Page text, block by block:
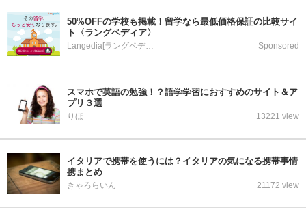
50%OFFの学校も掲載！留学なら最低価格保証の比較サイ
ト〈ラングペディア〉
Langedia[ラングペディア] Sponsored
スマホで英語の勉強！？語学学習におすすめのサイト＆ア
プリ３選
りほ 13221 view
イタリアで携帯を使うには？イタリアの気になる携帯事情
携まとめ
きゃろらいん 21172 view